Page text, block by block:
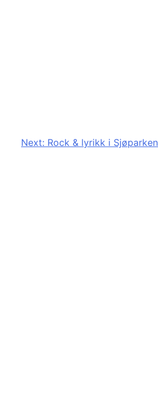
Next: Rock & lyrikk i Sjøparken